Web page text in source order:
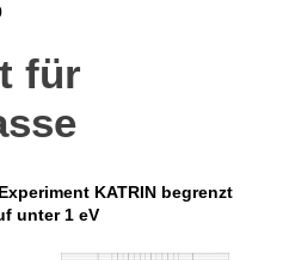
für
KATRIN begrenzt
unter 1 eV